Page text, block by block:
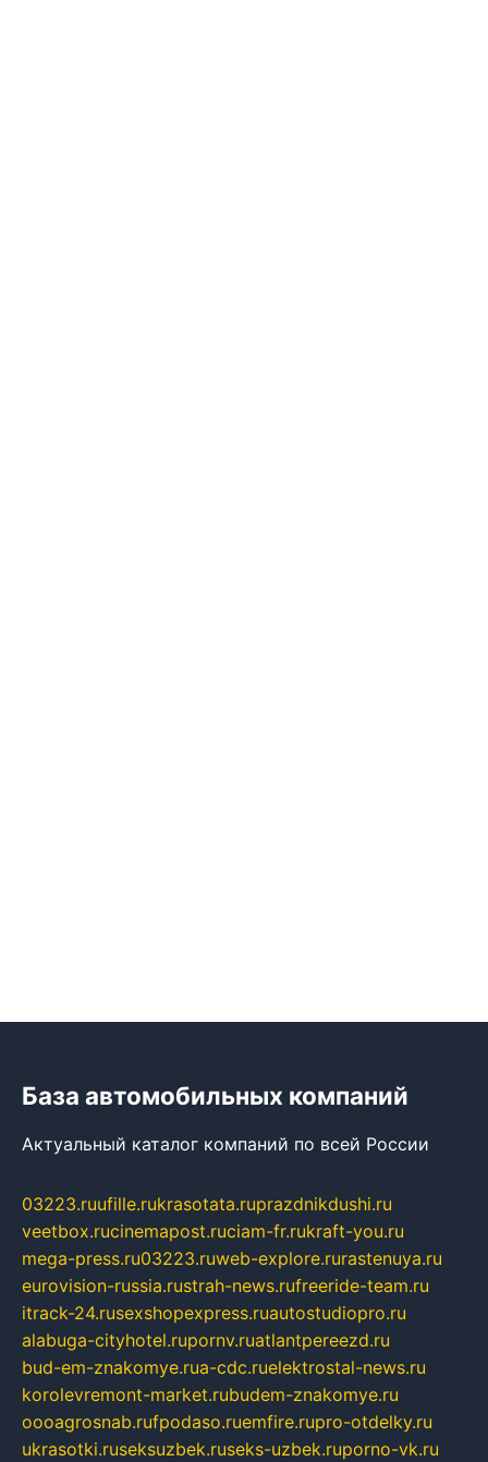
База автомобильных компаний
Актуальный каталог компаний по всей России
03223.ruufille.rukrasotata.ruprazdnikdushi.ru
veetbox.rucinemapost.ruciam-fr.rukraft-you.ru
mega-press.ru03223.ruweb-explore.rurastenuya.ru
eurovision-russia.rustrah-news.rufreeride-team.ru
itrack-24.rusexshopexpress.ruautostudiopro.ru
alabuga-cityhotel.rupornv.ruatlantpereezd.ru
bud-em-znakomye.rua-cdc.ruelektrostal-news.ru
korolevremont-market.rubudem-znakomye.ru
oooagrosnab.rufpodaso.ruemfire.rupro-otdelky.ru
ukrasotki.ruseksuzbek.ruseks-uzbek.ruporno-vk.ru